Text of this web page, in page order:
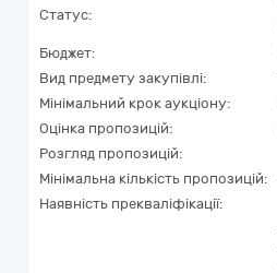
Статус:
Бюджет:
Вид предмету закупівлі:
Мінімальний крок аукціону:
Оцінка пропозицій:
Розгляд пропозицій:
Мінімальна кількість пропозицій:
Наявність прекваліфікації: